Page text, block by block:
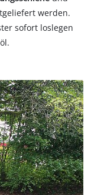
werden.
sofort loslegen